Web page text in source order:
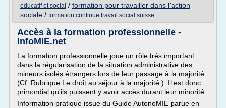
educatif et social / formation pour travailler dans l'action
sociale / formation continue travail social suisse
Accès à la formation professionnelle -
InfoMIE.net
La formation professionnelle joue un rôle très important
dans la régularisation de la situation administrative des
mineurs isolés étrangers lors de leur passage à la majorité
(Cf. Rubrique Le droit au séjour à la majorité ). Il est donc
primordial qu'ils puissent y avoir accès durant leur minorité.
Information pratique issue du Guide AutonoMIE parue en